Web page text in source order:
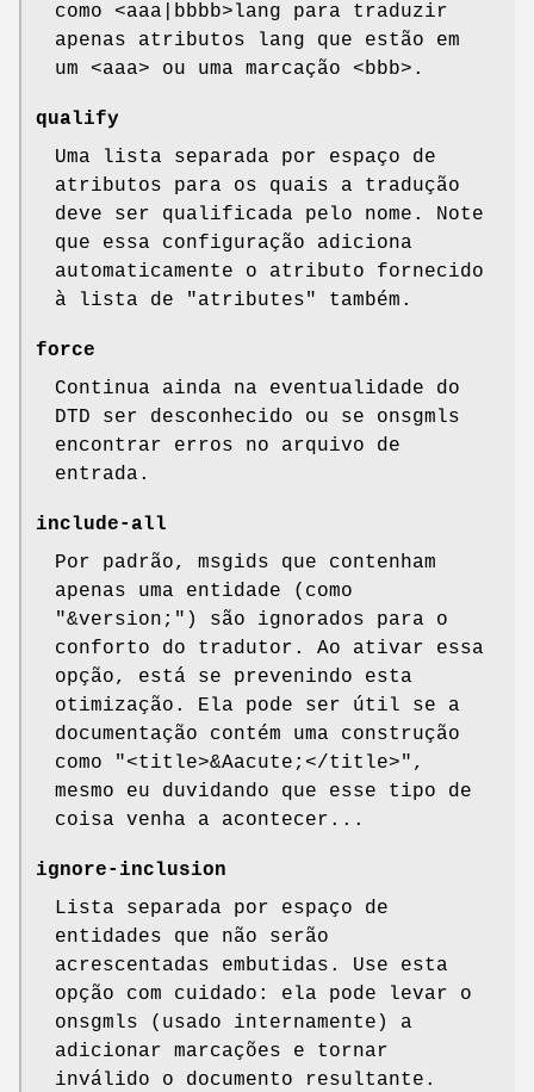
como <aaa|bbbb>lang para traduzir
apenas atributos lang que estão em
um <aaa> ou uma marcação <bbb>.
qualify
Uma lista separada por espaço de
atributos para os quais a tradução
deve ser qualificada pelo nome. Note
que essa configuração adiciona
automaticamente o atributo fornecido
à lista de "atributes" também.
force
Continua ainda na eventualidade do
DTD ser desconhecido ou se onsgmls
encontrar erros no arquivo de
entrada.
include-all
Por padrão, msgids que contenham
apenas uma entidade (como
"&version;") são ignorados para o
conforto do tradutor. Ao ativar essa
opção, está se prevenindo esta
otimização. Ela pode ser útil se a
documentação contém uma construção
como "<title>&Aacute;</title>",
mesmo eu duvidando que esse tipo de
coisa venha a acontecer...
ignore-inclusion
Lista separada por espaço de
entidades que não serão
acrescentadas embutidas. Use esta
opção com cuidado: ela pode levar o
onsgmls (usado internamente) a
adicionar marcações e tornar
inválido o documento resultante.